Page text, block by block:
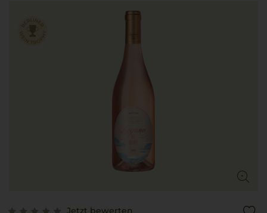
Jetzt bewerten